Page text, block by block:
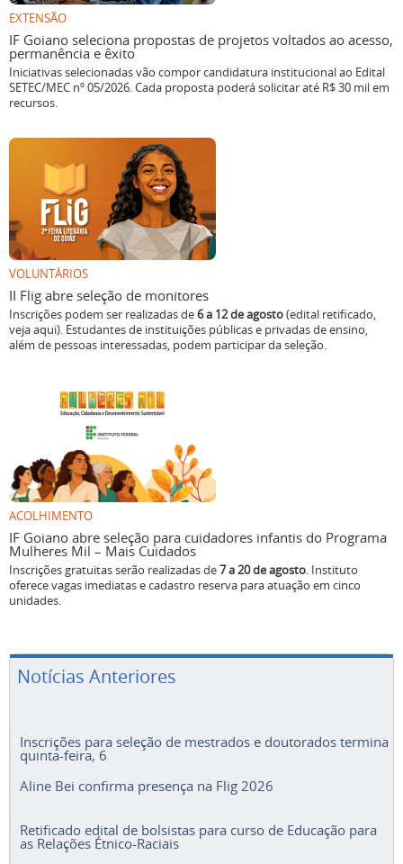
EXTENSÃO
IF Goiano seleciona propostas de projetos voltados ao acesso,
permanência e êxito
Iniciativas selecionadas vão compor candidatura institucional ao Edital
SETEC/MEC nº 05/2026. Cada proposta poderá solicitar até R$ 30 mil em
recursos.
VOLUNTÁRIOS
II Flig abre seleção de monitores
Inscrições podem ser realizadas de6 a 12 de agosto(edital retificado,
veja aqui). Estudantes de instituições públicas e privadas de ensino,
além de pessoas interessadas, podem participar da seleção.
ACOLHIMENTO
IF Goiano abre seleção para cuidadores infantis do Programa
Mulheres Mil – Mais Cuidados
Inscrições gratuitas serão realizadas de7 a 20 de agosto. Instituto
oferece vagas imediatas e cadastro reserva para atuação em cinco
unidades.
Notícias Anteriores
Inscrições para seleção de mestrados e doutorados termina
quinta-feira, 6
Aline Bei confirma presença na Flig 2026
Retificado edital de bolsistas para curso de Educação para
as Relações Étnico-Raciais